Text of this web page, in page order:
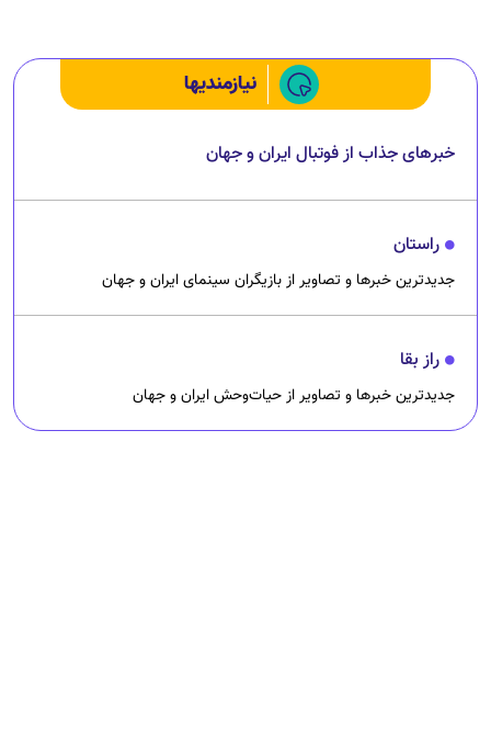
نیازمندیها
خبرهای جذاب از فوتبال ایران و جهان
راستان
جدیدترین خبرها و تصاویر از بازیگران سینمای ایران و جهان
راز بقا
جدیدترین خبرها و تصاویر از حیات‌وحش ایران و جهان